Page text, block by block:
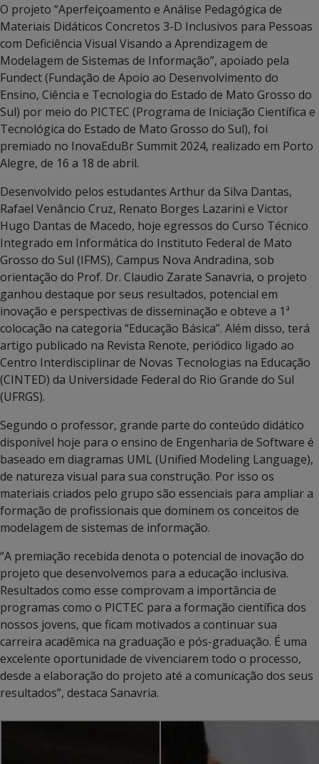
O projeto “Aperfeiçoamento e Análise Pedagógica de
Materiais Didáticos Concretos 3-D Inclusivos para Pessoas
com Deficiência Visual Visando a Aprendizagem de
Modelagem de Sistemas de Informação”, apoiado pela
Fundect (Fundação de Apoio ao Desenvolvimento do
Ensino, Ciência e Tecnologia do Estado de Mato Grosso do
Sul) por meio do PICTEC (Programa de Iniciação Científica e
Tecnológica do Estado de Mato Grosso do Sul), foi
premiado no InovaEduBr Summit 2024, realizado em Porto
Alegre, de 16 a 18 de abril.
Desenvolvido pelos estudantes Arthur da Silva Dantas,
Rafael Venâncio Cruz, Renato Borges Lazarini e Victor
Hugo Dantas de Macedo, hoje egressos do Curso Técnico
Integrado em Informática do Instituto Federal de Mato
Grosso do Sul (IFMS), Campus Nova Andradina, sob
orientação do Prof. Dr. Claudio Zarate Sanavria, o projeto
ganhou destaque por seus resultados, potencial em
inovação e perspectivas de disseminação e obteve a 1ª
colocação na categoria “Educação Básica”. Além disso, terá
artigo publicado na Revista Renote, periódico ligado ao
Centro Interdisciplinar de Novas Tecnologias na Educação
(CINTED) da Universidade Federal do Rio Grande do Sul
(UFRGS).
Segundo o professor, grande parte do conteúdo didático
disponível hoje para o ensino de Engenharia de Software é
baseado em diagramas UML (Unified Modeling Language),
de natureza visual para sua construção. Por isso os
materiais criados pelo grupo são essenciais para ampliar a
formação de profissionais que dominem os conceitos de
modelagem de sistemas de informação.
“A premiação recebida denota o potencial de inovação do
projeto que desenvolvemos para a educação inclusiva.
Resultados como esse comprovam a importância de
programas como o PICTEC para a formação científica dos
nossos jovens, que ficam motivados a continuar sua
carreira acadêmica na graduação e pós-graduação. É uma
excelente oportunidade de vivenciarem todo o processo,
desde a elaboração do projeto até a comunicação dos seus
resultados”, destaca Sanavria.